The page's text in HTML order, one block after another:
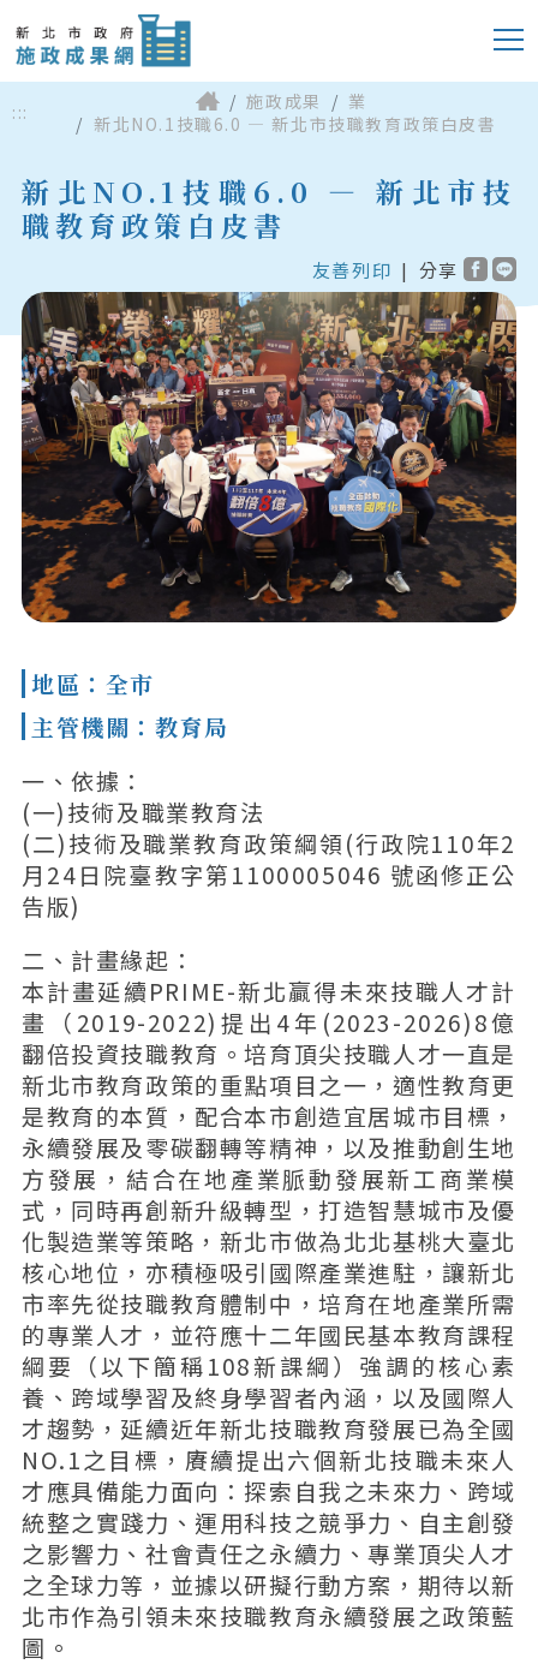
::: 施政成果
業
新北NO.1技職6.0 — 新北市技職教育政策白皮書
新北NO.1技職6.0 — 新北市技
職教育政策白皮書
友善列印 | 分享
地區：全市
主管機關：教育局
一、依據：
(一)技術及職業教育法
(二)技術及職業教育政策綱領(行政院110年2
月24日院臺教字第1100005046 號函修正公
告版)
二、計畫緣起：
本計畫延續PRIME-新北贏得未來技職人才計
畫（2019-2022)提出4年(2023-2026)8億
翻倍投資技職教育。培育頂尖技職人才一直是
新北市教育政策的重點項目之一，適性教育更
是教育的本質，配合本市創造宜居城市目標，
永續發展及零碳翻轉等精神，以及推動創生地
方發展，結合在地產業脈動發展新工商業模
式，同時再創新升級轉型，打造智慧城市及優
化製造業等策略，新北市做為北北基桃大臺北
核心地位，亦積極吸引國際產業進駐，讓新北
市率先從技職教育體制中，培育在地產業所需
的專業人才，並符應十二年國民基本教育課程
綱要（以下簡稱108新課綱）強調的核心素
養、跨域學習及終身學習者內涵，以及國際人
才趨勢，延續近年新北技職教育發展已為全國
NO.1之目標，賡續提出六個新北技職未來人
才應具備能力面向：探索自我之未來力、跨域
統整之實踐力、運用科技之競爭力、自主創發
之影響力、社會責任之永續力、專業頂尖人才
之全球力等，並據以研擬行動方案，期待以新
北市作為引領未來技職教育永續發展之政策藍
圖。